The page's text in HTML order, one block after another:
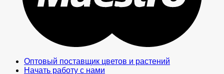
Оптовый поставщик цветов и растений
Начать работу с нами